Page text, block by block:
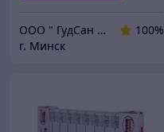
ООО " ГудСан " сантехника, отопление
100%
г. Минск